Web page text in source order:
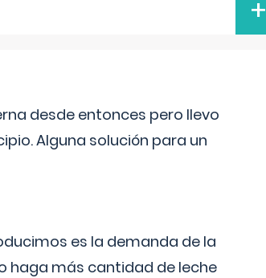
+
desde entonces pero llevo
Alguna solución para un
es la demanda de la
haga más cantidad de leche